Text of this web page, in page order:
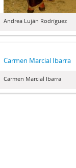
Andrea Luján Rodríguez
Carmen Marcial Ibarra
Carmen Marcial Ibarra